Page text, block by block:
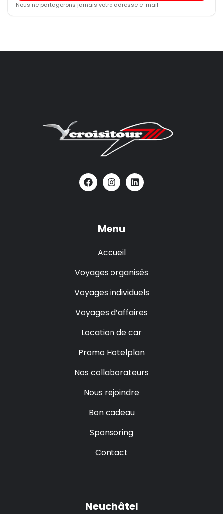
Nous ne partagerons jamais votre adresse e-mail
Menu
Accueil
Voyages organisés
Voyages individuels
Voyages d’affaires
Location de car
Promo Hotelplan
Nos collaborateurs
Nous rejoindre
Bon cadeau
Sponsoring
Contact
Neuchâtel